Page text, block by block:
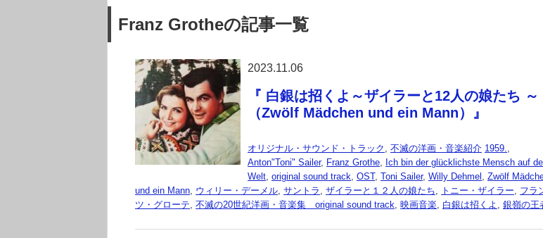
Franz Grotheの記事一覧
2023.11.06
『 白銀は招くよ～ザイラーと12人の娘たち ～
（Zwölf Mädchen und ein Mann）』
オリジナル・サウンド・トラック , 不滅の洋画・音楽紹介 1959.,
Anton"Toni" Sailer, Franz Grothe, Ich bin der glücklichste Mensch auf
Welt, original sound track, OST, Toni Sailer, Willy Dehmel , Zwölf
und ein Mann, ウィリー・デーメル, サントラ , ザイラーと１２人の娘たち, トニー・ザイラー, フラ
ツ・グローテ, 不滅の20世紀洋画・音楽集 original sound track, 映画音楽, 白銀は招くよ , 銀嶺の王